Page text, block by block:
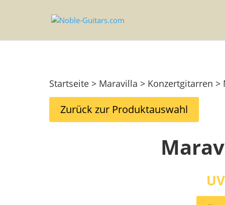
Startseite > Maravilla > Konzertgitarren >
Zurück zur Produktauswahl